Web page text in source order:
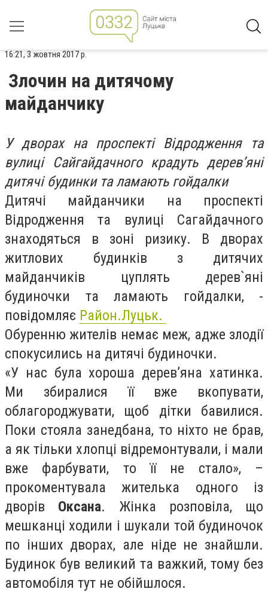
16:21, 3 жовтня 2017 р.
Злочин на дитячому
майданчику
У дворах на проспекті Відродження та
вулиці Сайгайдачного крадуть дерев’яні
дитячі будинки та ламають гойдалки
Дитячі майданчики на проспекті
Відродження та вулиці Сагайдачного
знаходяться в зоні ризику. В дворах
житлових будинків з дитячих
майданчиків цуплять дерев`яні
будиночки та ламають гойдалки, -
повідомляє Район.Луцьк.
Обуренню жителів немає меж, адже злодії
спокусились на дитячі будиночки.
«У нас була хороша дерев’яна хатинка.
Ми збиралися її вже вкопувати,
облагороджувати, щоб дітки бавилися.
Поки стояла занедбана, то ніхто не брав,
а як тільки хлопці відремонтували, і мали
вже фарбувати, то її не стало», –
прокоментувала жителька одного із
дворів Оксана. Жінка розповіла, що
мешканці ходили і шукали той будиночок
по інших дворах, але ніде не знайшли.
Будинок був великий та важкий, тому без
автомобіля тут не обійшлося.